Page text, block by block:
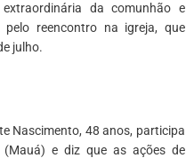
da comunhão e
reencontro na igreja, que
julho.
Nascimento, 48 anos, participa
e diz que as ações de